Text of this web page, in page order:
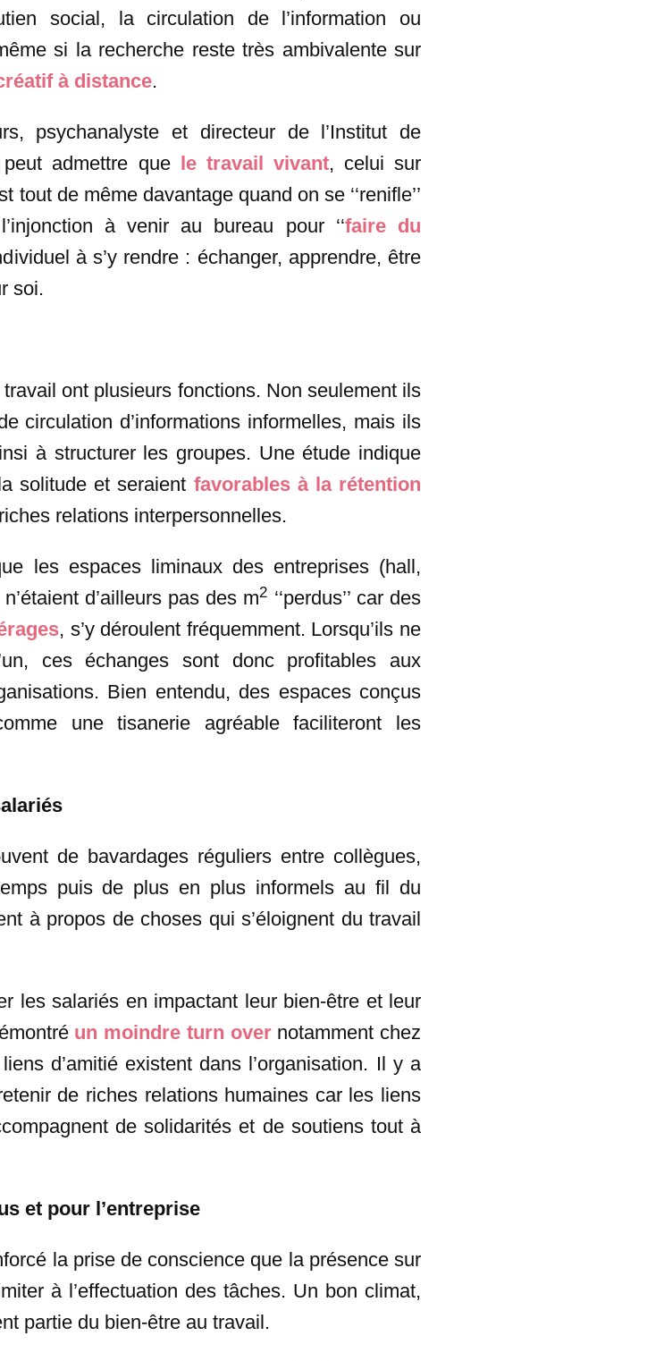
social, la circulation de l’information ou
si la recherche reste très ambivalente sur
à distance.
psychanalyste et directeur de l’Institut de
admettre que
le travail vivant, celui sur
tout de même davantage quand on se ‘‘renifle’’
à venir au bureau pour ‘‘faire du
à s’y rendre : échanger, apprendre, être
soi.
ont plusieurs fonctions. Non seulement ils
circulation d’informations informelles, mais ils
à structurer les groupes. Une étude indique
solitude et seraient favorables à la rétention
relations interpersonnelles.
les espaces liminaux des entreprises (hall,
d’ailleurs pas des m2 ‘‘perdus’’ car des
, s’y déroulent fréquemment. Lorsqu’ils ne
ces échanges sont donc profitables aux
Bien entendu, des espaces conçus
une tisanerie agréable faciliteront les
de bavardages réguliers entre collègues,
puis de plus en plus informels au fil du
à propos de choses qui s’éloignent du travail
les salariés en impactant leur bien-être et leur
un moindre turn overnotamment chez
d’amitié existent dans l’organisation. Il y a
de riches relations humaines car les liens
de solidarités et de soutiens tout à
et pour l’entreprise
la prise de conscience que la présence sur
à l’effectuation des tâches. Un bon climat,
partie du bien-être au travail.